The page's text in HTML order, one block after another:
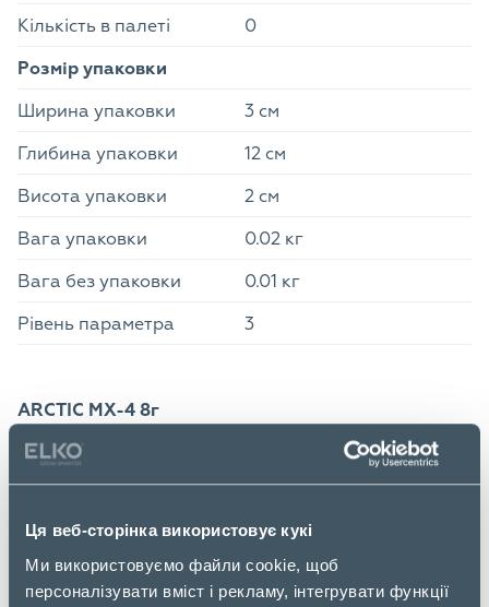
Ця веб-сторінка використовує кукі
Ми використовуємо файли cookie, щоб
персоналізувати вміст і рекламу, інтегрувати функції
Кількість в палеті
0
Розмір упаковки
Ширина упаковки
3 см
Глибина упаковки
12 см
Висота упаковки
2 см
Вага упаковки
0.02 кг
Вага без упаковки
0.01 кг
Рівень параметра
3
ARCTIC MX-4 8г
Термопаста преміум-класу з високими
експлуатаційними характеристиками
застосування
Залежно від особистих вподобань та сфери
застосування, можна обрати більш рідку або більш